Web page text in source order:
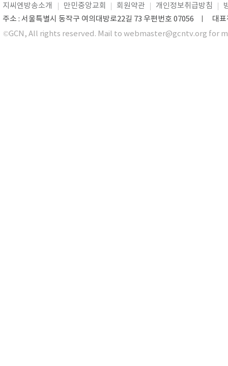
지씨엔방송소개 만민중앙교회 회원약관 개인정보취급방침
주소 : 서울특별시 동작구 여의대방로22길 73 우편번호 07056 ㅣ 대
©GCN, All rights reserved. Mail to webmaster@gcntv.org for